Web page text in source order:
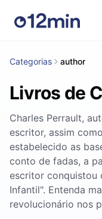
Categorias author
Livros de
Charles Perrault,
escritor, assim
estabelecido as
conto de fadas, a
escritor conquistou
Infantil". Entenda
revolucionário nos